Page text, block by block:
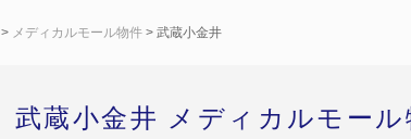
> メディカルモール物件 > 武蔵小金井
武蔵小金井 メディカルモール